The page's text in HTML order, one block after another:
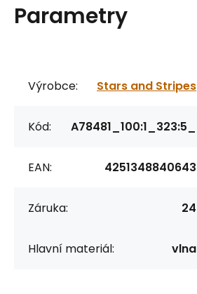
Parametry
Výrobce: Stars and Stripes
Kód: A78481_100:1_323:5_
EAN: 4251348840643
Záruka: 24
Hlavní materiál: vlna